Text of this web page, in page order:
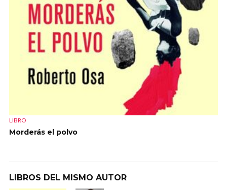
LIBRO
Morderás el polvo
LIBROS DEL MISMO AUTOR